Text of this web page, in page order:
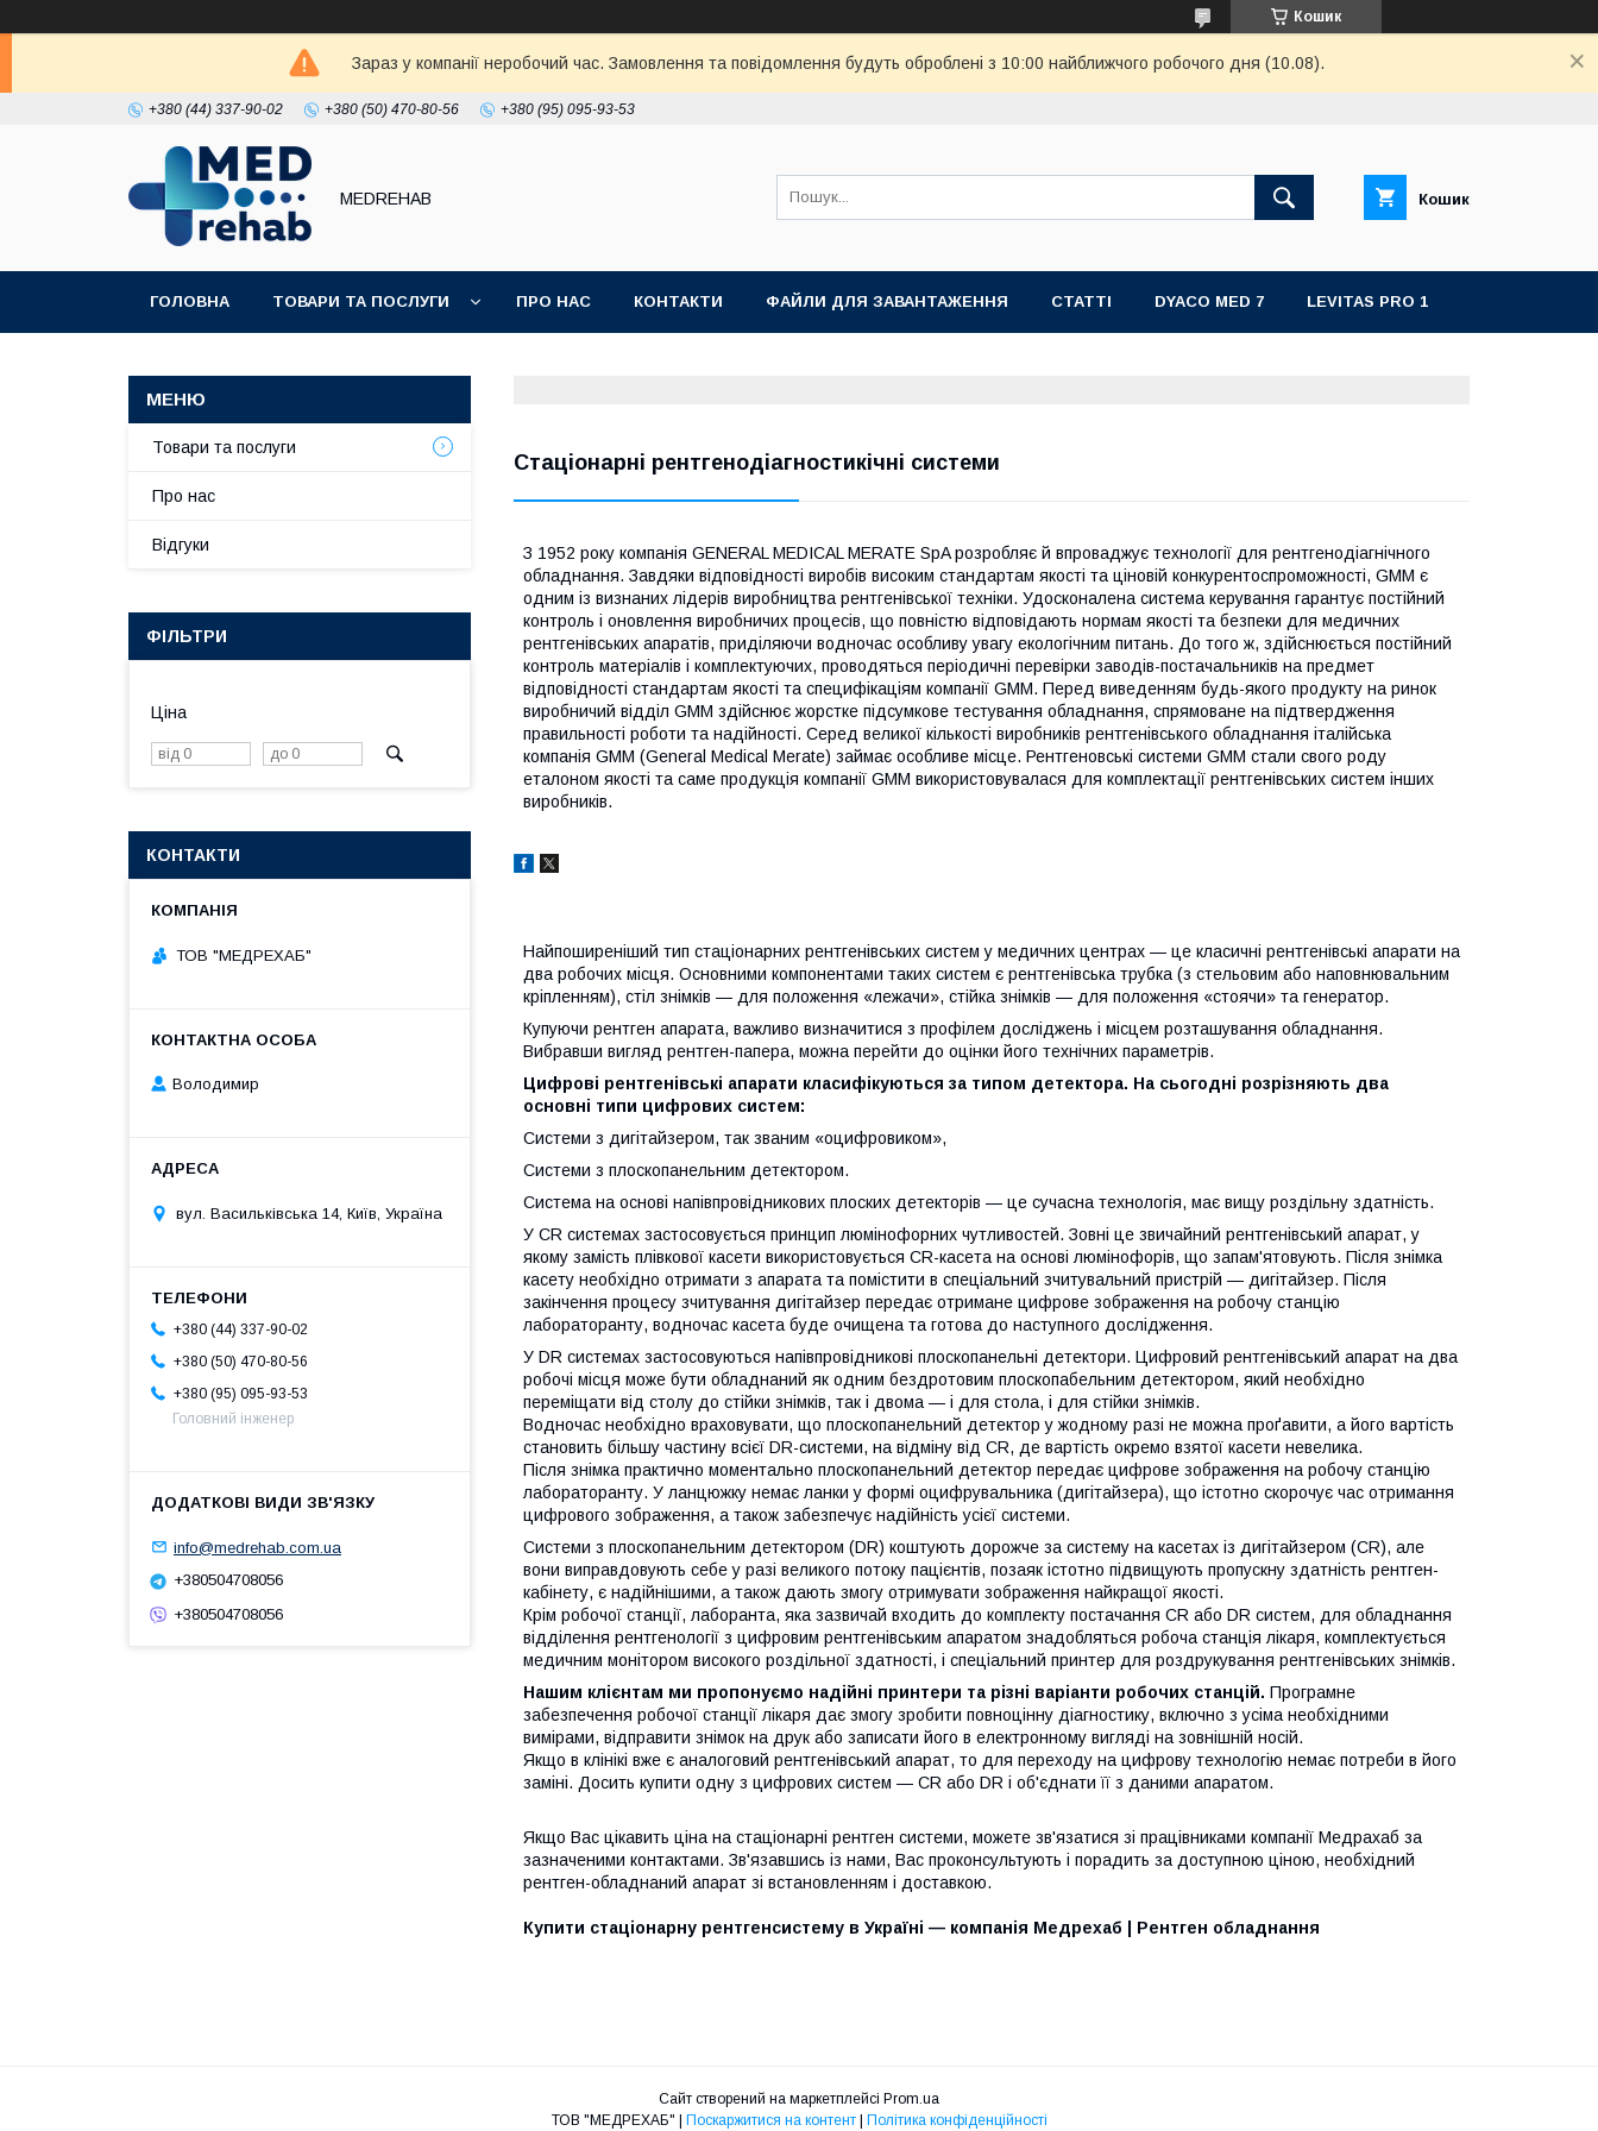
Кошик
Зараз у компанії неробочий час. Замовлення та повідомлення будуть оброблені з 10:00 найближчого робочого дня (10.08).
+380 (44) 337-90-02 +380 (50) 470-80-56 +380 (95) 095-93-53
MEDREHAB Кошик
ГОЛОВНА ТОВАРИ ТА ПОСЛУГИ ПРО НАС КОНТАКТИ ФАЙЛИ ДЛЯ ЗАВАНТАЖЕННЯ СТАТТІ DYACO MED 7 LEVITAS PRO 1
Стаціонарні рентгенодіагностикічні системи
З 1952 року компанія GENERAL MEDICAL MERATE SpA розробляє й впроваджує технології для рентгенодіагнічного
обладнання. Завдяки відповідності виробів високим стандартам якості та ціновій конкурентоспроможності, GMM є
одним із визнаних лідерів виробництва рентгенівської техніки. Удосконалена система керування гарантує постійний
контроль і оновлення виробничих процесів, що повністю відповідають нормам якості та безпеки для медичних
рентгенівських апаратів, приділяючи водночас особливу увагу екологічним питань. До того ж, здійснюється постійний
контроль матеріалів і комплектуючих, проводяться періодичні перевірки заводів-постачальників на предмет
відповідності стандартам якості та специфікаціям компанії GMM. Перед виведенням будь-якого продукту на ринок
виробничий відділ GMM здійснює жорстке підсумкове тестування обладнання, спрямоване на підтвердження
правильності роботи та надійності. Серед великої кількості виробників рентгенівського обладнання італійська
компанія GMM (General Medical Merate) займає особливе місце. Рентгеновські системи GMM стали свого роду
еталоном якості та саме продукція компанії GMM використовувалася для комплектації рентгенівських систем інших
виробників.
Найпоширеніший тип стаціонарних рентгенівських систем у медичних центрах — це класичні рентгенівські апарати на
два робочих місця. Основними компонентами таких систем є рентгенівська трубка (з стельовим або наповнювальним
кріпленням), стіл знімків — для положення «лежачи», стійка знімків — для положення «стоячи» та генератор.
Купуючи рентген апарата, важливо визначитися з профілем досліджень і місцем розташування обладнання.
Вибравши вигляд рентген-папера, можна перейти до оцінки його технічних параметрів.
Цифрові рентгенівські апарати класифікуються за типом детектора. На сьогодні розрізняють два
основні типи цифрових систем:
Системи з дигітайзером, так званим «оцифровиком»,
Системи з плоскопанельним детектором.
Система на основі напівпровідникових плоских детекторів — це сучасна технологія, має вищу роздільну здатність.
У CR системах застосовується принцип люмінофорних чутливостей. Зовні це звичайний рентгенівський апарат, у
якому замість плівкової касети використовується CR-касета на основі люмінофорів, що запам'ятовують. Після знімка
касету необхідно отримати з апарата та помістити в спеціальний зчитувальний пристрій — дигітайзер. Після
закінчення процесу зчитування дигітайзер передає отримане цифрове зображення на робочу станцію
лабораторанту, водночас касета буде очищена та готова до наступного дослідження.
У DR системах застосовуються напівпровідникові плоскопанельні детектори. Цифровий рентгенівський апарат на два
робочі місця може бути обладнаний як одним бездротовим плоскопабельним детектором, який необхідно
переміщати від столу до стійки знімків, так і двома — і для стола, і для стійки знімків.
Водночас необхідно враховувати, що плоскопанельний детектор у жодному разі не можна проґавити, а його вартість
становить більшу частину всієї DR-системи, на відміну від CR, де вартість окремо взятої касети невелика.
Після знімка практично моментально плоскопанельний детектор передає цифрове зображення на робочу станцію
лабораторанту. У ланцюжку немає ланки у формі оцифрувальника (дигітайзера), що істотно скорочує час отримання
цифрового зображення, а також забезпечує надійність усієї системи.
Системи з плоскопанельним детектором (DR) коштують дорожче за систему на касетах із дигітайзером (CR), але
вони виправдовують себе у разі великого потоку пацієнтів, позаяк істотно підвищують пропускну здатність рентген-
кабінету, є надійнішими, а також дають змогу отримувати зображення найкращої якості.
Крім робочої станції, лаборанта, яка зазвичай входить до комплекту постачання CR або DR систем, для обладнання
відділення рентгенології з цифровим рентгенівським апаратом знадобляться робоча станція лікаря, комплектується
медичним монітором високого роздільної здатності, і спеціальний принтер для роздрукування рентгенівських знімків.
Нашим клієнтам ми пропонуємо надійні принтери та різні варіанти робочих станцій. Програмне
забезпечення робочої станції лікаря дає змогу зробити повноцінну діагностику, включно з усіма необхідними
вимірами, відправити знімок на друк або записати його в електронному вигляді на зовнішній носій.
Якщо в клінікі вже є аналоговий рентгенівський апарат, то для переходу на цифрову технологію немає потреби в його
заміні. Досить купити одну з цифрових систем — CR або DR і об'єднати її з даними апаратом.
Якщо Вас цікавить ціна на стаціонарні рентген системи, можете зв'язатися зі працівниками компанії Медрахаб за
зазначеними контактами. Зв'язавшись із нами, Вас проконсультують і порадить за доступною ціною, необхідний
рентген-обладнаний апарат зі встановленням і доставкою.
Купити стаціонарну рентгенсистему в Україні — компанія Медрехаб | Рентген обладнання
Товари та послуги
Про нас
Відгуки
ФІЛЬТРИ
Ціна
КОНТАКТИ
ТОВ "МЕДРЕХАБ"
Володимир
вул. Васильківська 14, Київ, Україна
+380 (44) 337-90-02
+380 (50) 470-80-56
+380 (95) 095-93-53
Головний інженер
info@medrehab.com.ua
+380504708056
+380504708056
Сайт створений на маркетплейсі Prom.ua
Поскаржитися на контент Політика конфіденційності